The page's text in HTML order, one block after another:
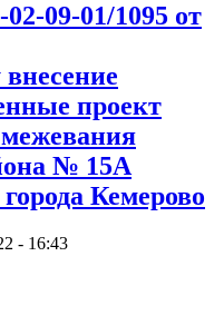
09-01/1095 от
проект
№ 15А
Кемерово
- 16:43